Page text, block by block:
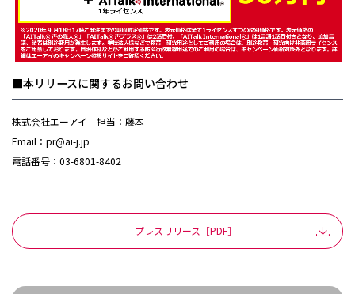
■本リリースに関するお問い合わせ
株式会社エーアイ 担当：藤本
Email：pr@ai-j.jp
電話番号：03-6801-8402
プレスリリース［PDF］